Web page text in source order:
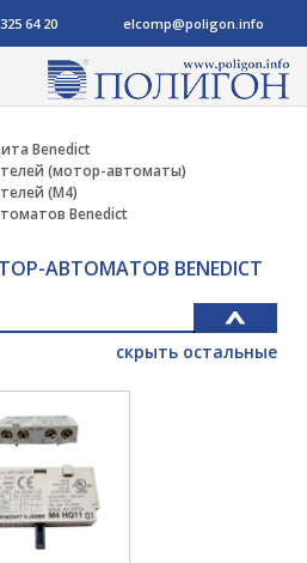
64 20 elcomp@poligon.info
Benedict
(мотор-автоматы)
(M4)
Benedict
АВТОМАТОВ BENEDICT
скрыть остальные